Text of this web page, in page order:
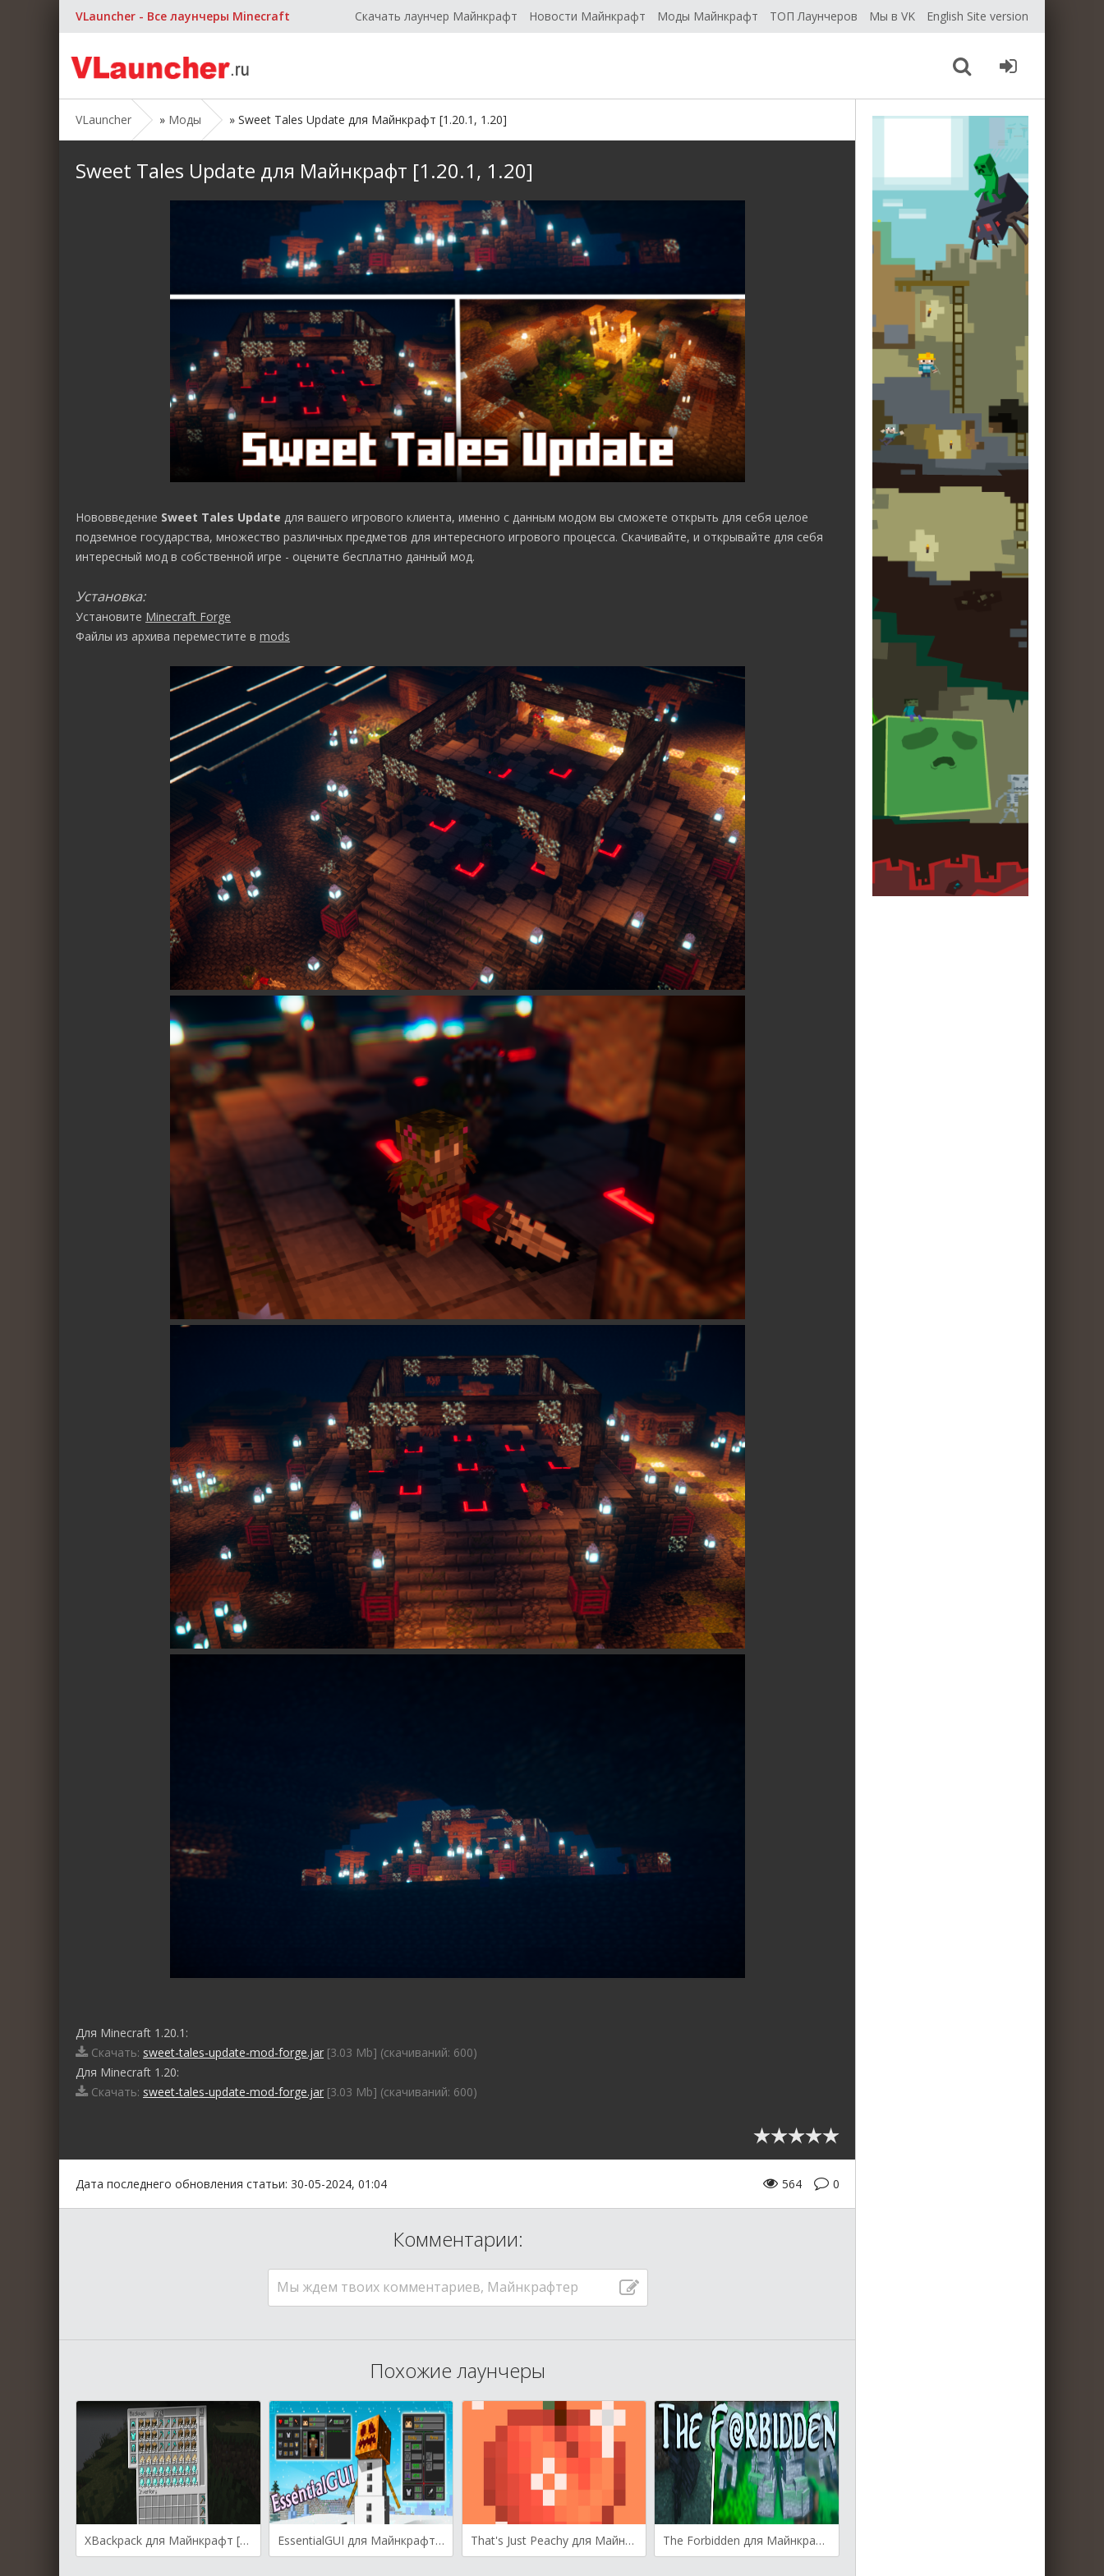
VLauncher - Все лаунчеры Minecraft Скачать лаунчер Майнкрафт Новости Майнкрафт Моды Майнкрафт ТОП Лаунчеров Мы в VK English Site version
VLauncher » Моды » Sweet Tales Update для Майнкрафт [1.20.1, 1.20]
Sweet Tales Update для Майнкрафт [1.20.1, 1.20]
Нововведение Sweet Tales Update для вашего игрового клиента, именно с данным модом вы сможете открыть для себя целое
подземное государства, множество различных предметов для интересного игрового процесса. Скачивайте, и открывайте для себя
интересный мод в собственной игре - оцените бесплатно данный мод.
Установка:
Установите Minecraft Forge
Файлы из архива переместите в mods
Для Minecraft 1.20.1:
Скачать: sweet-tales-update-mod-forge.jar [3.03 Mb] (cкачиваний: 600)
Для Minecraft 1.20:
Скачать: sweet-tales-update-mod-forge.jar [3.03 Mb] (cкачиваний: 600)
Дата последнего обновления статьи: 30-05-2024, 01:04 0
564
Комментарии:
Мы ждем твоих комментариев, Майнкрафтер
Похожие лаунчеры
XBackpack для Майнкрафт [1.20.4, 1.20.1, 1.19.4] EssentialGUI для Майнкрафт [1.20.4, 1.20.3, 1.20.2] That's Just Peachy для Майнкрафт [1.18.2, 1.18.1] The Forbidden для Майнкрафт 1.16.5